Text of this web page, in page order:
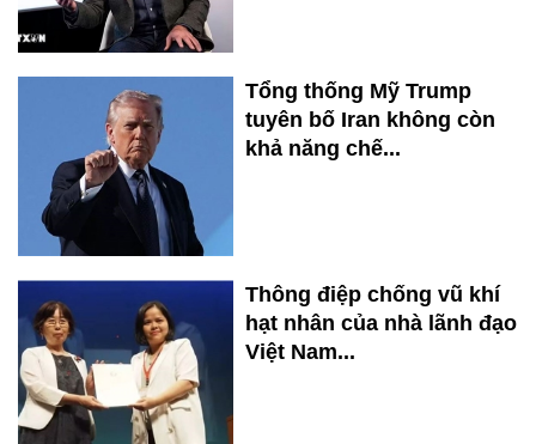
Tổng thống Mỹ Trump
tuyên bố Iran không còn
khả năng chế...
Thông điệp chống vũ khí
hạt nhân của nhà lãnh đạo
Việt Nam...